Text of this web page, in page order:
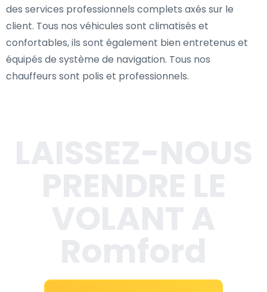
des services professionnels complets axés sur le
client. Tous nos véhicules sont climatisés et
confortables, ils sont également bien entretenus et
équipés de système de navigation. Tous nos
chauffeurs sont polis et professionnels.